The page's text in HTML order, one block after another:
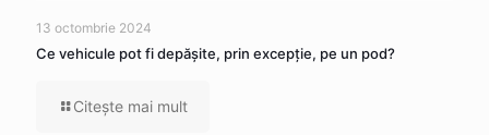
13 octombrie 2024
Ce vehicule pot fi depăşite, prin excepţie, pe un pod?
Citeşte mai mult